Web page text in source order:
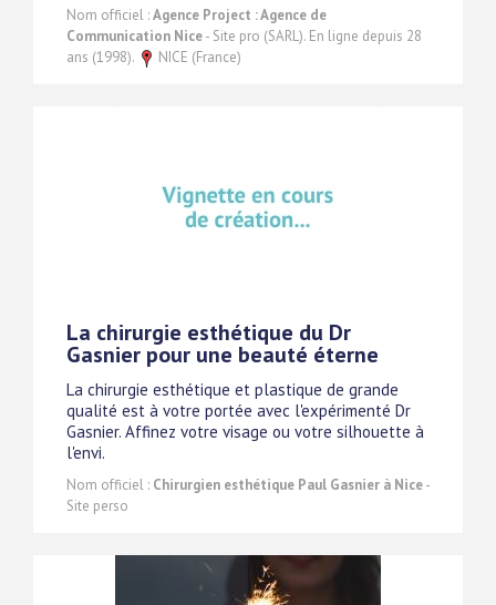
Nom officiel :Agence Project : Agence de
Communication Nice- Site pro (SARL). En ligne depuis 28
ans (1998).
NICE (France)
La chirurgie esthétique du Dr
Gasnier pour une beauté éterne
La chirurgie esthétique et plastique de grande
qualité est à votre portée avec l'expérimenté Dr
Gasnier. Affinez votre visage ou votre silhouette à
l'envi.
Nom officiel : Chirurgien esthétique Paul Gasnier à Nice-
Site perso